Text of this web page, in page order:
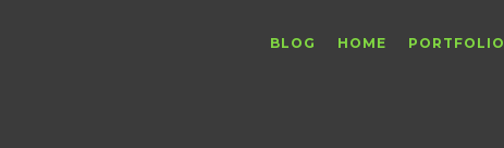
BLOG HOME
PORTFOLIO